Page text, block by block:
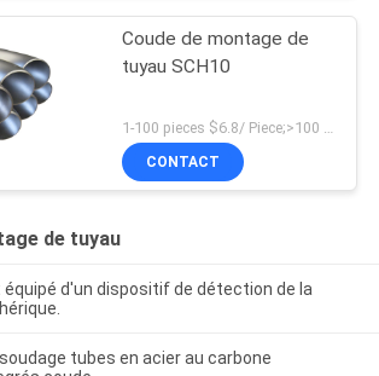
Coude de montage de
tuyau SCH10
CONTACT
de tuyau
équipé d'un dispositif de détection de la
tubes en acier au carbone